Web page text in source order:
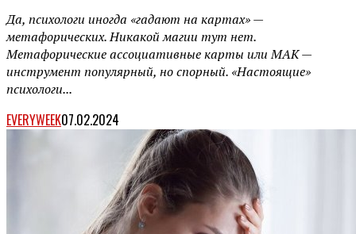
Да, психологи иногда «гадают на картах» —
метафорических. Никакой магии тут нет.
Метафорические ассоциативные карты или МАК —
инструмент популярный, но спорный. «Настоящие»
психологи...
EVERYWEEK07.02.2024